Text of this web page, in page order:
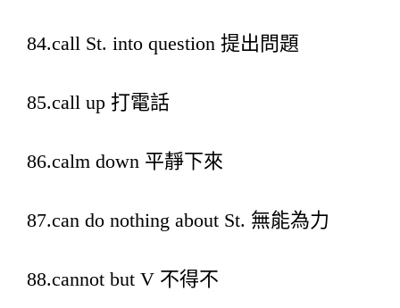
84.call St. into question 提出問題
85.call up 打電話
86.calm down 平靜下來
87.can do nothing about St. 無能為力
88.cannot but V 不得不